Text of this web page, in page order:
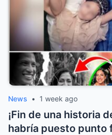
News • 1 week ago
¡Fin de una historia
habría puesto punto